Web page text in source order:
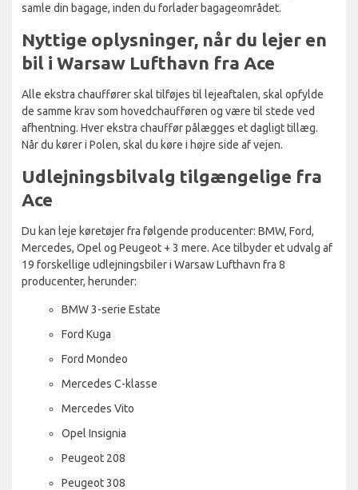
samle din bagage, inden du forlader bagageområdet.
Nyttige oplysninger, når du lejer en
bil i Warsaw Lufthavn fra Ace
Alle ekstra chauffører skal tilføjes til lejeaftalen, skal opfylde
de samme krav som hovedchaufføren og være til stede ved
afhentning. Hver ekstra chauffør pålægges et dagligt tillæg.
Når du kører i Polen, skal du køre i højre side af vejen.
Udlejningsbilvalg tilgængelige fra
Ace
Du kan leje køretøjer fra følgende producenter: BMW, Ford,
Mercedes, Opel og Peugeot + 3 mere. Ace tilbyder et udvalg af
19 forskellige udlejningsbiler i Warsaw Lufthavn fra 8
producenter, herunder:
BMW 3-serie Estate
Ford Kuga
Ford Mondeo
Mercedes C-klasse
Mercedes Vito
Opel Insignia
Peugeot 208
Peugeot 308